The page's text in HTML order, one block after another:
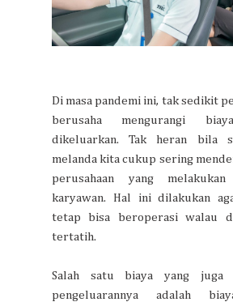
Di masa pandemi ini, tak sedikit
berusaha mengurangi
dikeluarkan. Tak heran bila
melanda kita cukup sering
perusahaan yang melakukan
karyawan. Hal ini dilakukan
tetap bisa beroperasi walau
tertatih.
Salah satu biaya yang juga
pengeluarannya adalah